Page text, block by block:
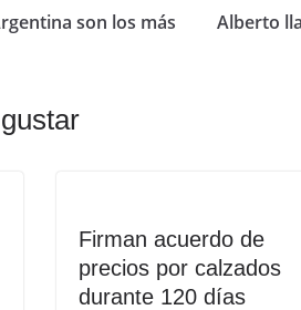
son los más
Alberto
Firman acuerdo de
precios por calzados
durante 120 días